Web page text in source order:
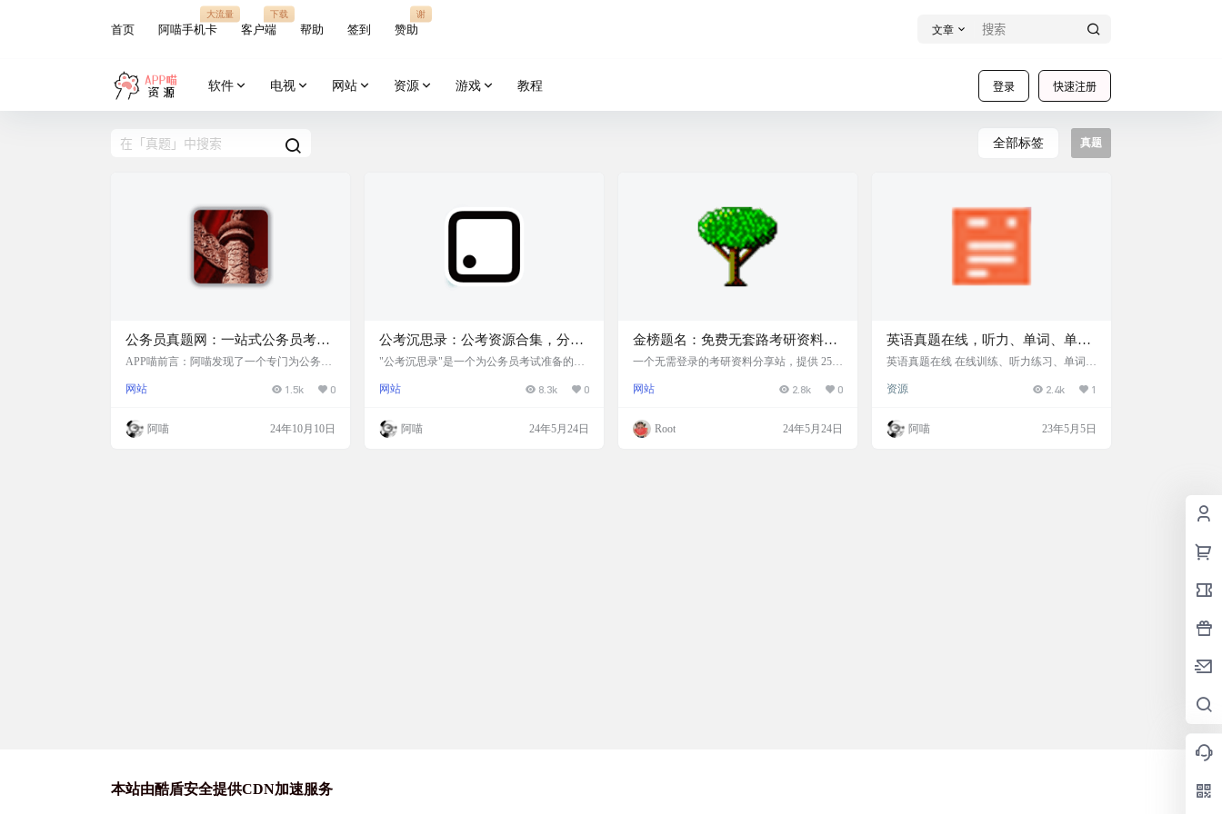
首页 阿喵手机卡
大流量
客户端
下载
帮助 签到 赞助
谢
文章
登录 快速注册
软件 电视 网站 资源 游戏 教程
全部标签 真题
公务员真题网：一站式公务员考试
题库资源中心，包括行测、申论以
考，你都可以在这里找到需要的练
APP喵前言：阿喵发现了一个专门为公务员
里有全国各地的公务员考试真题，包括行
考，你都可以在这里找到需要的练习材料。
网站简介 公务员真题网提供了一个全面的公
网站 1.5k 0
阿喵 24年10月10日
公考沉思录：公考资源合集，分享
自wolai
"公考沉思录"是一个为公务员考试准备的资
课程、各省考情和报告数据等多种资料。这
考试的人来说是免费使用的。 努力打造全网
最全公考知识库中，您可通过右上方的🔍搜
网站 8.3k 0
阿喵 24年5月24日
金榜题名：免费无套路考研资料分
享站
一个无需登录的考研资料分享站，提供 25/2
资源，以百度网盘分享。 提供包括政治、数
考生的需求。涵盖25/24年的考研资料，帮助
考生获取最新的备考信息。通过百度网盘进
网站 2.8k 0
Root 24年5月24日
英语真题在线，听力、单词、单词
本、查答案
英语真题在线 在线训练、听力练习、单词查
之前分享过Burning Vocabulary。英语真题在
四六级真题、考研真题和专八真题在线训练
和下载，涵盖真题下载、听力和答案、查
资源 2.4k 1
阿喵 23年5月5日
本站由酷盾安全提供CDN加速服务